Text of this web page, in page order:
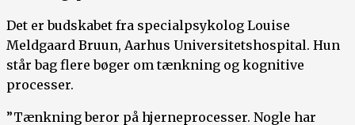
Det er budskabet fra specialpsykolog Louise
Meldgaard Bruun, Aarhus Universitetshospital. Hun
står bag flere bøger om tænkning og kognitive
processer.
”Tænkning beror på hjerneprocesser. Nogle har